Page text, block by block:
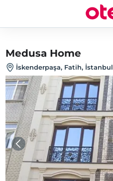
Medusa Home
İskenderpaşa, Fatih, İstanbul